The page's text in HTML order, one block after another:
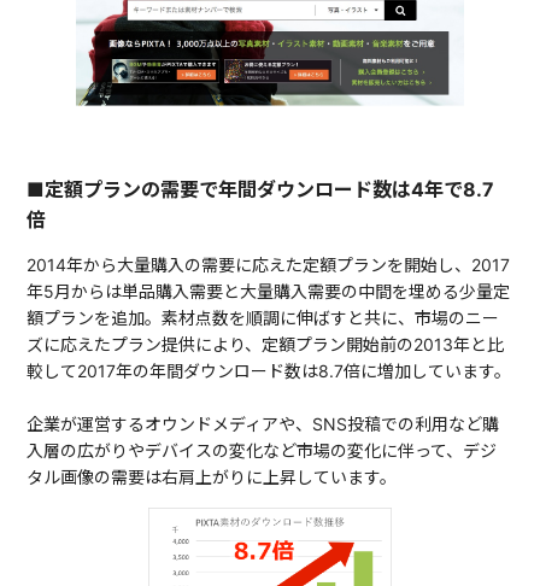
■定額プランの需要で年間ダウンロード数は4年で8.7
倍
2014年から大量購入の需要に応えた定額プランを開始し、2017
年5月からは単品購入需要と大量購入需要の中間を埋める少量定
額プランを追加。素材点数を順調に伸ばすと共に、市場のニー
ズに応えたプラン提供により、定額プラン開始前の2013年と比
較して2017年の年間ダウンロード数は8.7倍に増加しています。
企業が運営するオウンドメディアや、SNS投稿での利用など購
入層の広がりやデバイスの変化など市場の変化に伴って、デジ
タル画像の需要は右肩上がりに上昇しています。